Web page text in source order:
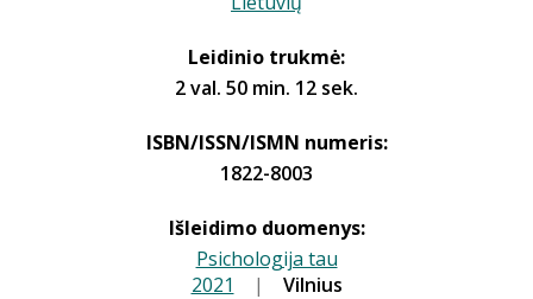
Leidinio trukmė:
2 val. 50 min. 12 sek.
ISBN/ISSN/ISMN numeris:
1822-8003
Išleidimo duomenys:
Psichologija tau
2021 | Vilnius